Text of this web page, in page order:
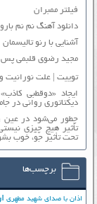
فیلتر ممبران
دانلود آهنگ نم نم
آشنایی با رنو تالیسمان
مجید رضوی قلبمی پس
توییت | علت نورانیت
ایجاد «دوقطبی
دیکتاتوری روانی در
چطور می‌شود در عین
تأثیر هیچ چیزی
تحت تأثیر جوّ، خوب
برچسب‌ها
اذان با صدای شهید مطهری